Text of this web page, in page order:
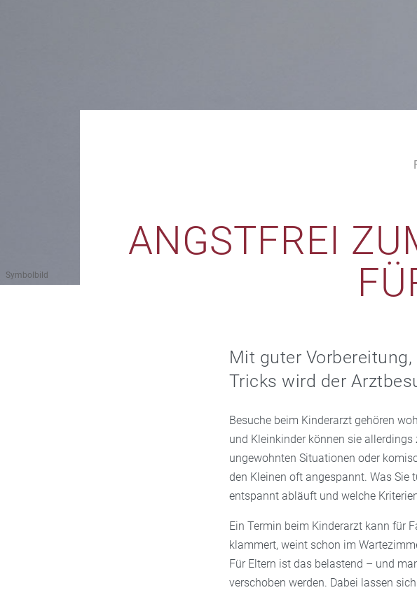
Symbolbild
ANGSTFREI
Mit guter
Tricks wird der
Besuche beim Kinderarzt gehören
und Kleinkinder können sie
ungewohnten Situationen oder
den Kleinen oft angespannt. Was Sie
entspannt abläuft und welche
Ein Termin beim Kinderarzt kann für
klammert, weint schon im
Für Eltern ist das belastend – und
verschoben werden. Dabei lassen